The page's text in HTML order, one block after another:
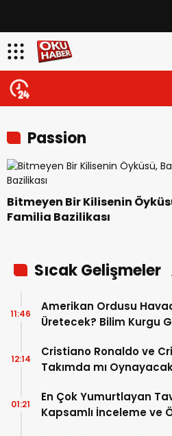
Passion
Bitmeyen Bir Kilisenin
Familia Bazilikası
Sıcak Gelişmeler
Amerikan Ordusu
Üretecek? Bilim Kurgu
11:46
Cristiano Ronaldo ve
Takımda mı
12:14
En Çok Yumurtlayan
Kapsamlı İnceleme ve
01:21